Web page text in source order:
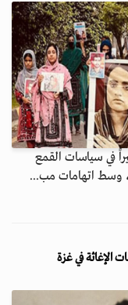
في سياسات القمع
وسط اتهامات مب...
الإغاثة في غزة